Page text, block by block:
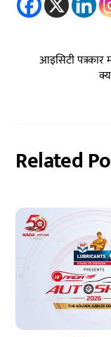
आइसिटी पत्रकार
Related